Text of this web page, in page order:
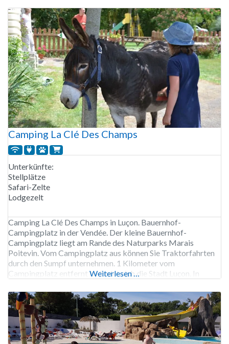
behindertengerechten Modell. Der Campingplatz ist von
Anfang
Camping La Clé Des Champs
Unterkünfte:
Stellplätze
Safari-Zelte
Lodgezelt
Camping La Clé Des Champs in Luçon. Bauernhof-
Campingplatz in der Vendée. Der kleine Bauernhof-
Campingplatz liegt am Rande des Naturparks Marais
Poitevin. Vom Campingplatz aus können Sie Traktorfahrten
durch den Sumpf unternehmen. 1 Kilometer vom
Campingplatz entfernt befindet sich die Stadt Luçon. In
das Kloster, der alte Hafen und der Park
Weiterlesen …